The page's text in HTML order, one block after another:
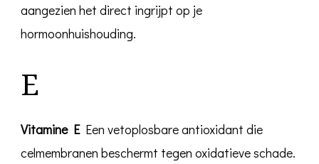
aangezien het direct ingrijpt op je
hormoonhuishouding.
E
Vitamine EEen vetoplosbare antioxidant die
celmembranen beschermt tegen oxidatieve schade.